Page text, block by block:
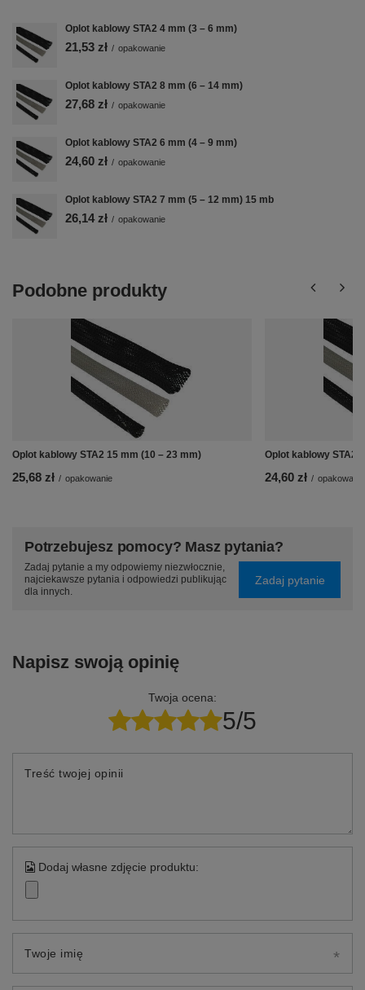
Oplot kablowy STA2 4 mm (3 – 6 mm)
21,53 zł / opakowanie
Oplot kablowy STA2 8 mm (6 – 14 mm)
27,68 zł / opakowanie
Oplot kablowy STA2 6 mm (4 – 9 mm)
24,60 zł / opakowanie
Oplot kablowy STA2 7 mm (5 – 12 mm) 15 mb
26,14 zł / opakowanie
Podobne produkty
Oplot kablowy STA2 15 mm (10 – 23 mm)
25,68 zł / opakowanie
Oplot kablowy STA2
24,60 zł / opakowanie
Potrzebujesz pomocy? Masz pytania?
Zadaj pytanie a my odpowiemy niezwłocznie,
najciekawsze pytania i odpowiedzi publikując
dla innych.
Zadaj pytanie
Napisz swoją opinię
Twoja ocena:
5/5
Treść twojej opinii
Dodaj własne zdjęcie produktu:
Twoje imię